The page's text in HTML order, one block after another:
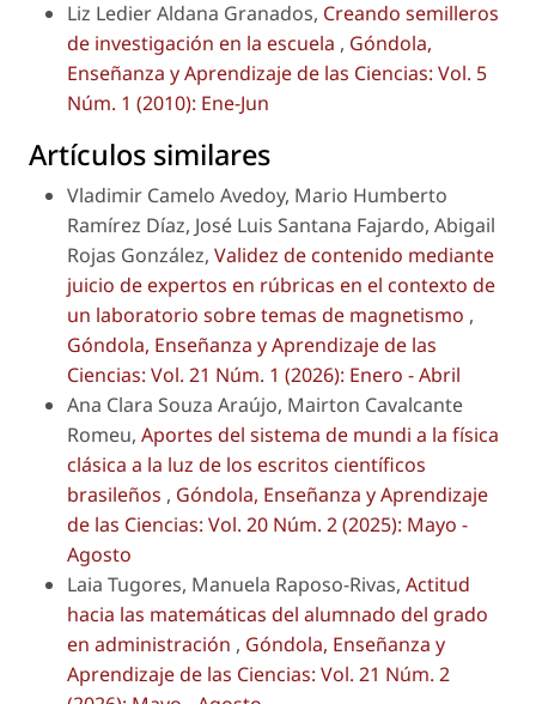
Liz Ledier Aldana Granados, Creando semilleros
de investigación en la escuela , Góndola,
Enseñanza y Aprendizaje de las Ciencias: Vol. 5
Núm. 1 (2010): Ene-Jun
Artículos similares
Vladimir Camelo Avedoy, Mario Humberto
Ramírez Díaz, José Luis Santana Fajardo, Abigail
Rojas González, Validez de contenido mediante
juicio de expertos en rúbricas en el contexto de
un laboratorio sobre temas de magnetismo ,
Góndola, Enseñanza y Aprendizaje de las
Ciencias: Vol. 21 Núm. 1 (2026): Enero - Abril
Ana Clara Souza Araújo, Mairton Cavalcante
Romeu, Aportes del sistema de mundi a la física
clásica a la luz de los escritos científicos
brasileños , Góndola, Enseñanza y Aprendizaje
de las Ciencias: Vol. 20 Núm. 2 (2025): Mayo -
Agosto
Laia Tugores, Manuela Raposo-Rivas, Actitud
hacia las matemáticas del alumnado del grado
en administración , Góndola, Enseñanza y
Aprendizaje de las Ciencias: Vol. 21 Núm. 2